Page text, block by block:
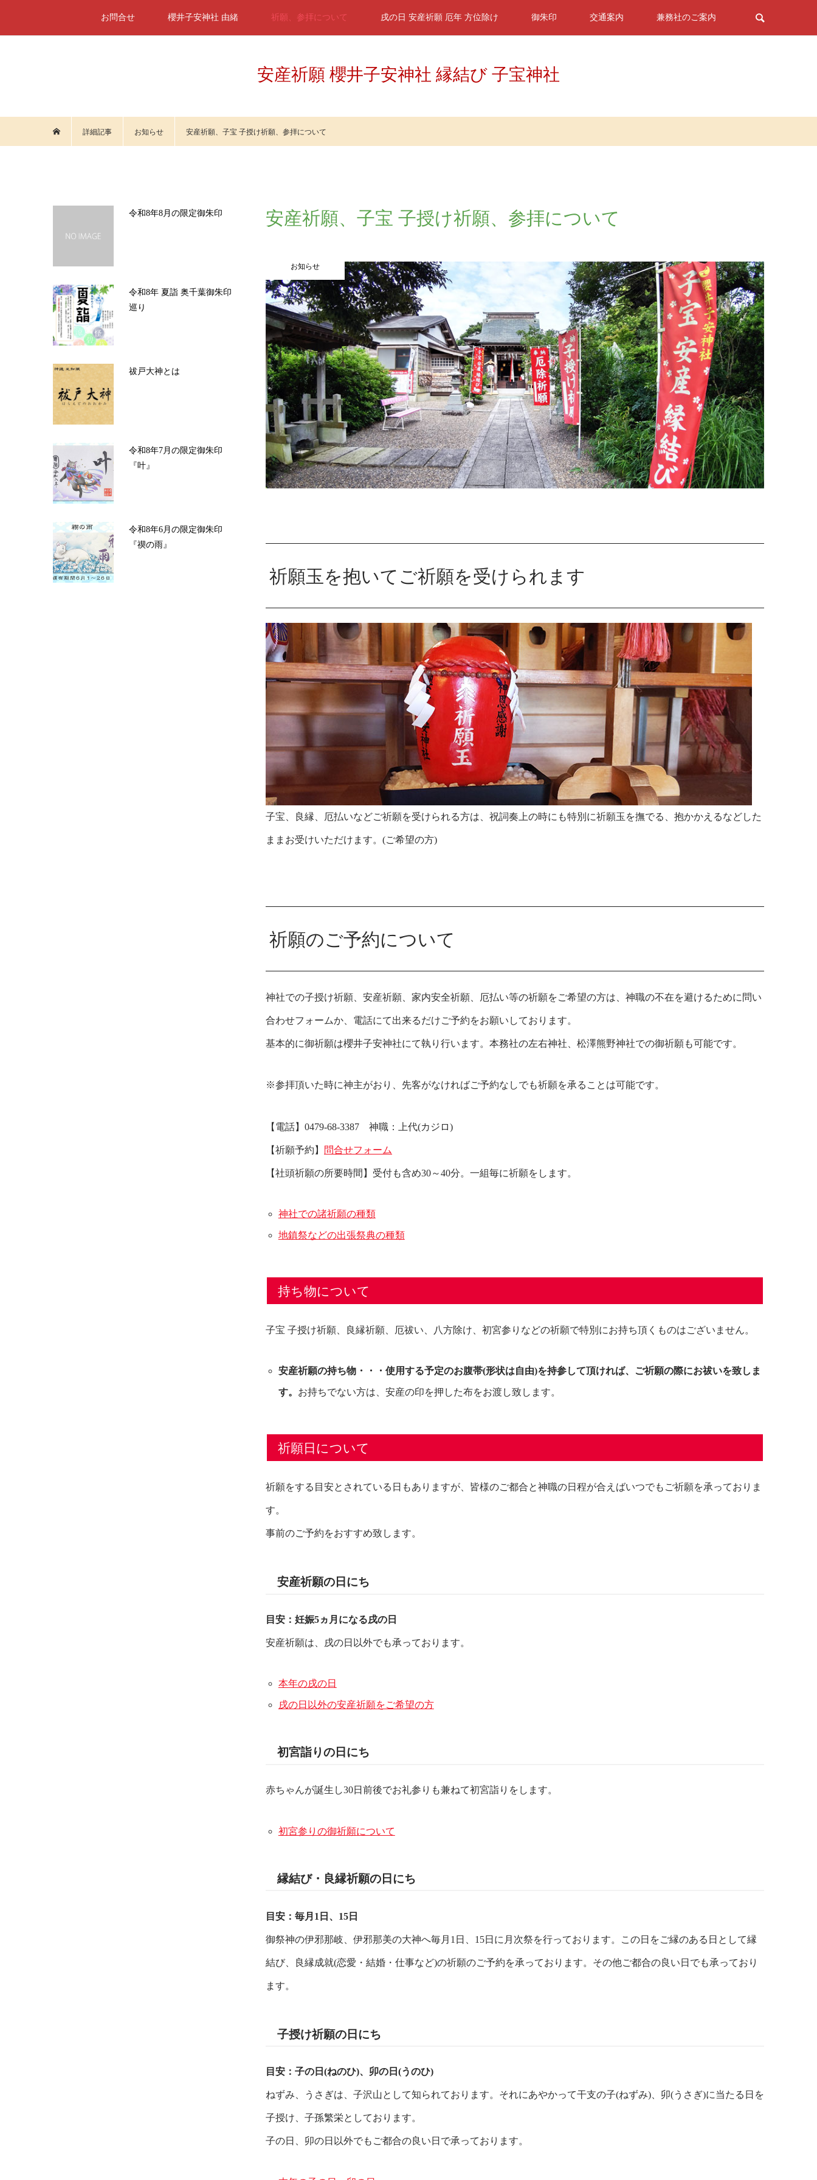
お問合せ 櫻井子安神社 由緒 祈願、参拝について 戌の日 安産祈願 厄年 方位除け 御朱印 交通案内 兼務社のご案内
安産祈願 櫻井子安神社 縁結び 子宝神社
詳細記事 お知らせ 安産祈願、子宝 子授け祈願、参拝について
安産祈願、子宝 子授け祈願、参拝について
お知らせ
祈願玉を抱いてご祈願を受けられます
子宝、良縁、厄払いなどご祈願を受けられる方は、祝詞奏上の時にも特別に祈願玉を撫でる、抱かかえるなどした
ままお受けいただけます。(ご希望の方)
祈願のご予約について
神社での子授け祈願、安産祈願、家内安全祈願、厄払い等の祈願をご希望の方は、神職の不在を避けるために問い
合わせフォームか、電話にて出来るだけご予約をお願いしております。
基本的に御祈願は櫻井子安神社にて執り行います。本務社の左右神社、松澤熊野神社での御祈願も可能です。
※参拝頂いた時に神主がおり、先客がなければご予約なしでも祈願を承ることは可能です。
【電話】0479-68-3387 神職：上代(カジロ)
【祈願予約】 問合せフォーム
【社頭祈願の所要時間】受付も含め30～40分。一組毎に祈願をします。
神社での諸祈願の種類
地鎮祭などの出張祭典の種類
持ち物について
子宝 子授け祈願、良縁祈願、厄祓い、八方除け、初宮参りなどの祈願で特別にお持ち頂くものはございません。
安産祈願の持ち物・・・使用する予定のお腹帯(形状は自由)を持参して頂ければ、ご祈願の際にお祓いを致しま
す。 お持ちでない方は、安産の印を押した布をお渡し致します。
祈願日について
祈願をする目安とされている日もありますが、皆様のご都合と神職の日程が合えばいつでもご祈願を承っておりま
す。
事前のご予約をおすすめ致します。
安産祈願の日にち
目安：妊娠5ヵ月になる戌の日
安産祈願は、戌の日以外でも承っております。
本年の戌の日
戌の日以外の安産祈願をご希望の方
初宮詣りの日にち
赤ちゃんが誕生し30日前後でお礼参りも兼ねて初宮詣りをします。
初宮参りの御祈願について
縁結び・良縁祈願の日にち
目安：毎月1日、15日
御祭神の伊邪那岐、伊邪那美の大神へ毎月1日、15日に月次祭を行っております。この日をご縁のある日として縁
結び、良縁成就(恋愛・結婚・仕事など)の祈願のご予約を承っております。その他ご都合の良い日でも承っており
ます。
子授け祈願の日にち
目安：子の日(ねのひ)、卯の日(うのひ)
ねずみ、うさぎは、子沢山として知られております。それにあやかって干支の子(ねずみ)、卯(うさぎ)に当たる日を
子授け、子孫繁栄としております。
子の日、卯の日以外でもご都合の良い日で承っております。
令和8年8月の限定御朱印
令和8年 夏詣 奥千葉御朱印
巡り
祓戸大神とは
令和8年7月の限定御朱印
『叶』
令和8年6月の限定御朱印
『禊の雨』